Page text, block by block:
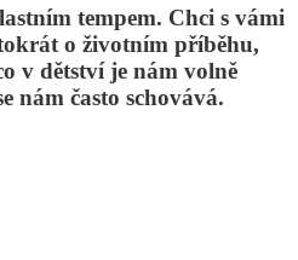
tempem. Chci s vámi
o životním příběhu,
v dětství je nám volně
nám často schovává.